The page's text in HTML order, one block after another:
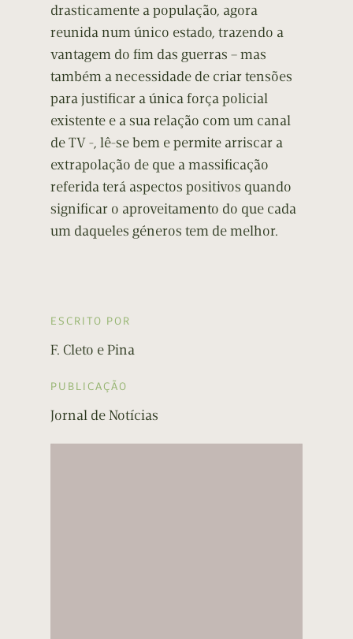
drasticamente a população, agora
reunida num único estado, trazendo a
vantagem do fim das guerras – mas
também a necessidade de criar tensões
para justificar a única força policial
existente e a sua relação com um canal
de TV -, lê-se bem e permite arriscar a
extrapolação de que a massificação
referida terá aspectos positivos quando
significar o aproveitamento do que cada
um daqueles géneros tem de melhor.
ESCRITO POR
F. Cleto e Pina
PUBLICAÇÃO
Jornal de Notícias